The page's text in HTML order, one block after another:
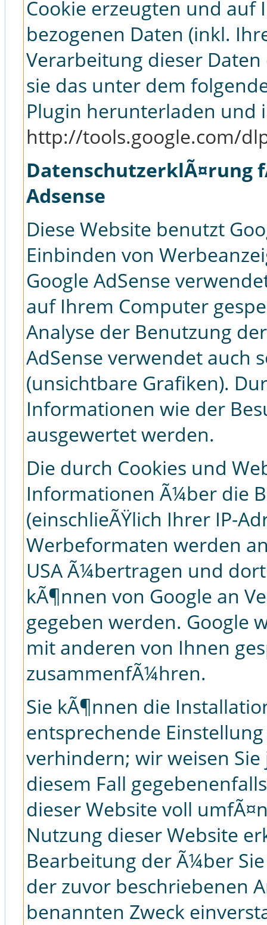
Cookie erzeugten und auf
bezogenen Daten (inkl.
Verarbeitung dieser
sie das unter dem
Plugin herunterladen und
http://tools.google.com/
DatenschutzerklÃ¤rung
Adsense
Diese Website benutzt
Einbinden von
Google AdSense
auf Ihrem Computer
Analyse der Benutzung
AdSense verwendet auch
(unsichtbare Grafiken).
Informationen wie der
ausgewertet werden.
Die durch Cookies und
Informationen Ã¼ber die
(einschlieÃŸlich Ihrer IP-
Werbeformaten werden
USA Ã¼bertragen und
kÃ¶nnen von Google an
gegeben werden. Google
mit anderen von Ihnen
zusammenfÃ¼hren.
Sie kÃ¶nnen die
entsprechende
verhindern; wir weisen
diesem Fall
dieser Website voll
Nutzung dieser Website
Bearbeitung der Ã¼ber
der zuvor beschriebenen
benannten Zweck